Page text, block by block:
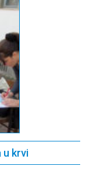
u krvi